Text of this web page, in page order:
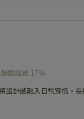
酸纖維 17%
設計感融入日常穿搭，